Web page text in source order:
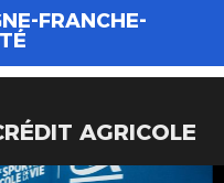
FRANCHE-
AGRICOLE